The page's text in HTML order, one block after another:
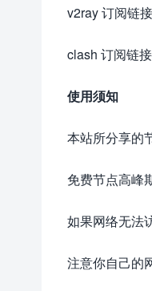
v2ray 订阅链
clash 订阅链
使用须知
本站所分享的
免费节点高峰
如果网络无法
注意你自己的